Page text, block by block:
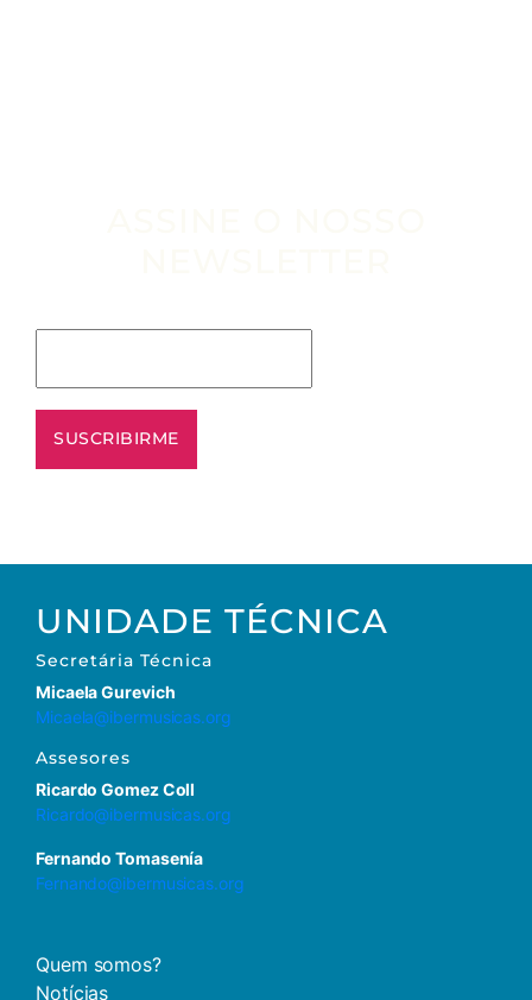
UNIDADE TÉCNICA
Secretária Técnica
Micaela Gurevich
Micaela@ibermusicas.org
Assesores
Ricardo Gomez Coll
Ricardo@ibermusicas.org
Fernando Tomasenía
Fernando@ibermusicas.org
Quem somos?
Notícias